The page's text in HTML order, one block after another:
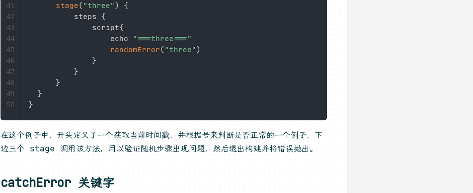
stage( "three")
{
		  steps
{
			  script
{
				  echo
"===three==="
randomError( "three")
}
}
}
}
}
41
42
43
44
45
46
47
48
49
50
在这个例子中，开头定义了一个获取当前时间戳，并根据号来判断是否正常的一个例子，下
边三个 stage 调用该方法，用以验证随机步骤出现问题，然后退出构建并将错误抛出。
catchError 关键字